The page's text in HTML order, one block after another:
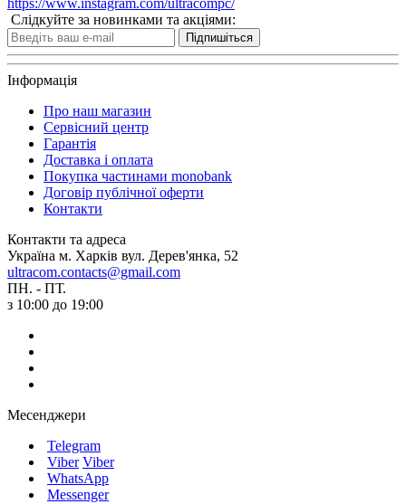
https://www.instagram.com/ultracompc/
Слідкуйте за новинками та акціями:
Підпишіться
Інформація
Про наш магазин
Сервісний центр
Гарантія
Доставка і оплата
Покупка частинами monobank
Договір публічної оферти
Контакти
Контакти та адреса
Україна м. Харків вул. Дерев'янка, 52
ultracom.contacts@gmail.com
ПН. - ПТ.
з 10:00 до 19:00
Месенджери
Telegram
Viber Viber
WhatsApp
Messenger